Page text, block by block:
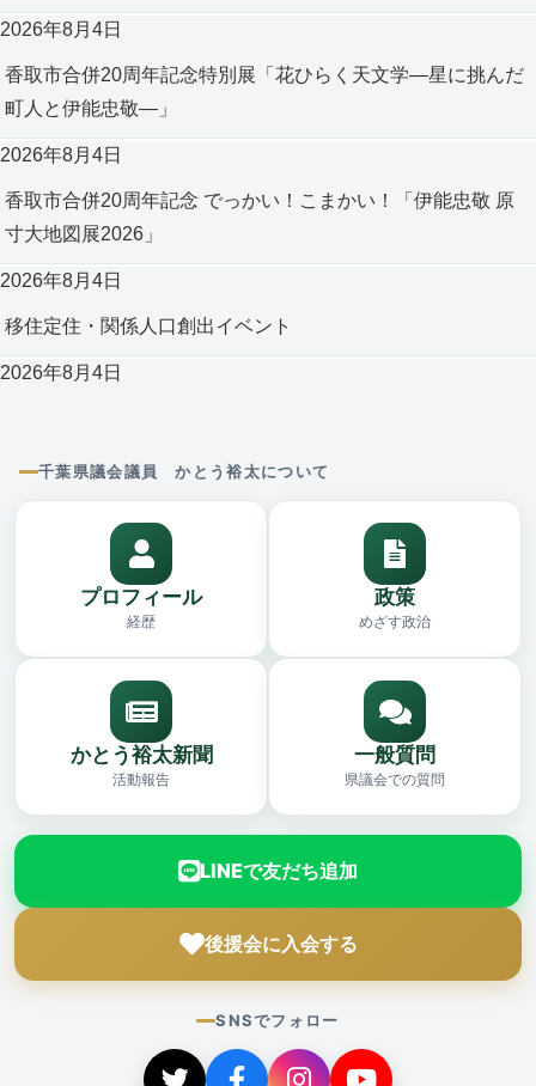
2026年8月4日
香取市合併20周年記念特別展「花ひらく天文学―星に挑んだ
町人と伊能忠敬―」
2026年8月4日
香取市合併20周年記念 でっかい！こまかい！「伊能忠敬 原
寸大地図展2026」
2026年8月4日
移住定住・関係人口創出イベント
2026年8月4日
千葉県議会議員 かとう裕太について
プロフィール
経歴
政策
めざす政治
かとう裕太新聞
活動報告
一般質問
県議会での質問
LINEで友だち追加
後援会に入会する
SNSでフォロー